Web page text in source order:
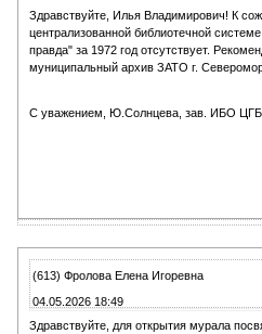
Здравствуйте, Илья Владимирович! К
централизованной библиотечной
правда" за 1972 год отсутствует.
муниципальный архив ЗАТО г.
С уважением, Ю.Солнцева, зав. ИБО ЦГБ
(613) Фролова Елена Игоревна
04.05.2026 18:49
Здравствуйте, для открытия мурала